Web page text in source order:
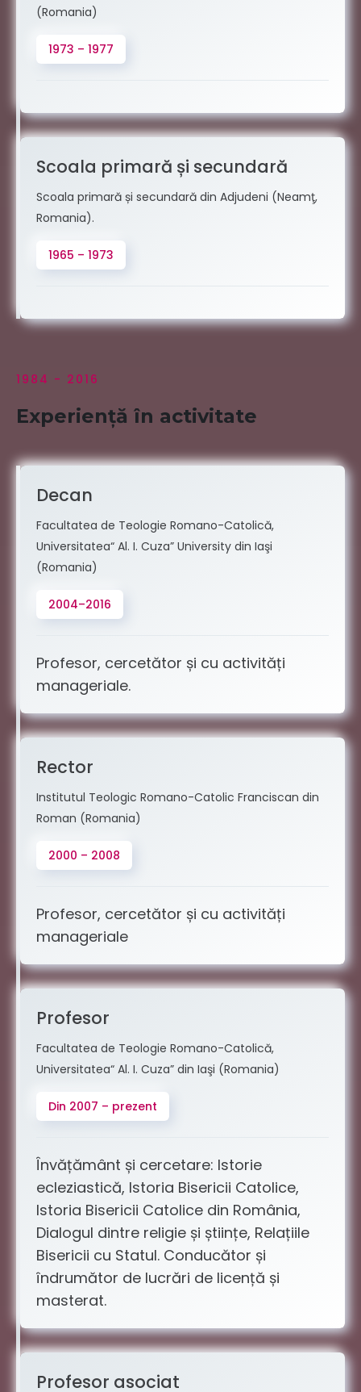
(Romania)
1973 – 1977
Scoala primară și secundară
Scoala primară și secundară din Adjudeni (Neamţ,
Romania).
1965 – 1973
1984 - 2016
Experiență în activitate
Decan
Facultatea de Teologie Romano-Catolică,
Universitatea“ Al. I. Cuza” University din Iaşi
(Romania)
2004–2016
Profesor, cercetător și cu activități
manageriale.
Rector
Institutul Teologic Romano-Catolic Franciscan din
Roman (Romania)
2000 – 2008
Profesor, cercetător și cu activități
manageriale
Profesor
Facultatea de Teologie Romano-Catolică,
Universitatea“ Al. I. Cuza” din Iaşi (Romania)
Din 2007 – prezent
Învățământ și cercetare: Istorie
ecleziastică, Istoria Bisericii Catolice,
Istoria Bisericii Catolice din România,
Dialogul dintre religie și științe, Relațiile
Bisericii cu Statul. Conducător și
îndrumător de lucrări de licență și
masterat.
Profesor asociat